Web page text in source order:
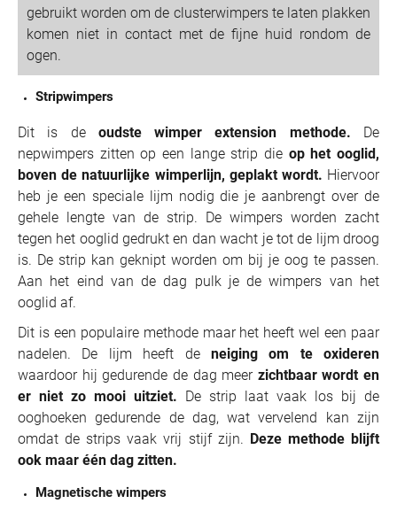
gebruikt worden om de clusterwimpers te laten plakken
komen niet in contact met de fijne huid rondom de
ogen.
Stripwimpers
Dit is deoudste wimper extension methode. De
nepwimpers zitten op een lange strip die op het ooglid,
boven de natuurlijke wimperlijn, geplakt wordt. Hiervoor
heb je een speciale lijm nodig die je aanbrengt over de
gehele lengte van de strip. De wimpers worden zacht
tegen het ooglid gedrukt en dan wacht je tot de lijm droog
is. De strip kan geknipt worden om bij je oog te passen.
Aan het eind van de dag pulk je de wimpers van het
ooglid af.
Dit is een populaire methode maar het heeft wel een paar
nadelen. De lijm heeft de neiging om te oxideren
waardoor hij gedurende de dag meer zichtbaar wordt en
er niet zo mooi uitziet. De strip laat vaak los bij de
ooghoeken gedurende de dag, wat vervelend kan zijn
omdat de strips vaak vrij stijf zijn. Deze methode blijft
ook maar één dag zitten.
Magnetische wimpers